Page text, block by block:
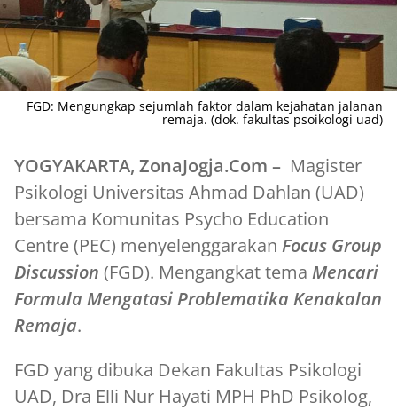
FGD: Mengungkap sejumlah faktor dalam kejahatan jalanan
remaja. (dok. fakultas psoikologi uad)
YOGYAKARTA, ZonaJogja.Com – Magister
Psikologi Universitas Ahmad Dahlan (UAD)
bersama Komunitas Psycho Education
Centre (PEC) menyelenggarakan Focus Group
Discussion (FGD). Mengangkat tema Mencari
Formula Mengatasi Problematika Kenakalan
Remaja.
FGD yang dibuka Dekan Fakultas Psikologi
UAD, Dra Elli Nur Hayati MPH PhD Psikolog,